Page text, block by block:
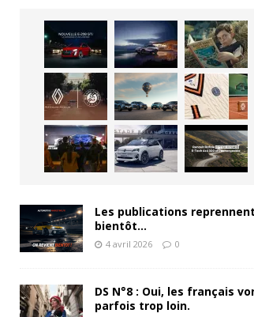
Les publications reprennent
bientôt…
4 avril 2026 0
DS N°8 : Oui, les français
parfois trop loin.